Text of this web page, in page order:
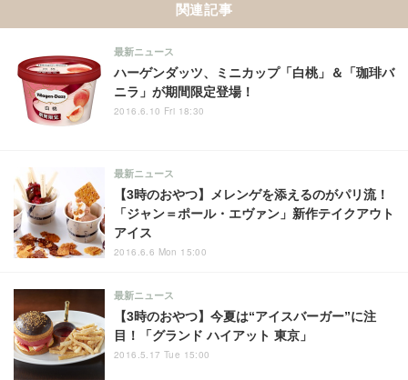
関連記事
ハーゲンダッツ、ミニカップ「白桃」＆「珈琲バ
ニラ」が期間限定登場！
最新ニュース
2016.6.10 Fri 18:30
【3時のおやつ】メレンゲを添えるのがパリ流！
「ジャン＝ポール・エヴァン」新作テイクアウト
アイス
最新ニュース
2016.6.6 Mon 15:00
【3時のおやつ】今夏は“アイスバーガー”に注
目！「グランド ハイアット 東京」
最新ニュース
2016.5.17 Tue 15:00